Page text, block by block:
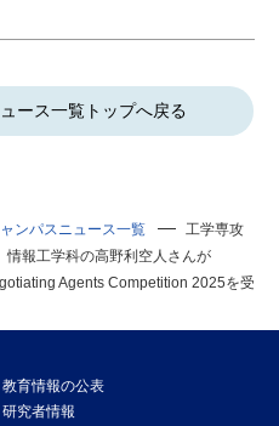
ース一覧トップへ戻る
ンパスニュース一覧
工学専攻
情報工学科の高野利空人さんが
Agents Competition 2025を受
教育情報の公表
研究者情報